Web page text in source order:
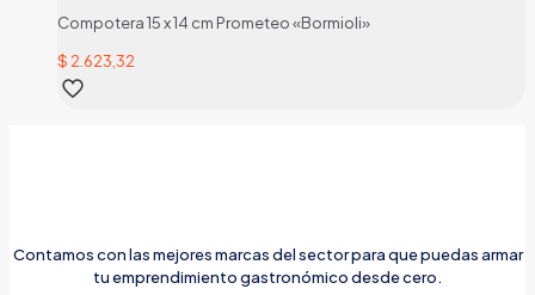
Compotera 15 x 14 cm Prometeo «Bormioli»
$ 2.623,32
Contamos con las mejores marcas del sector para que puedas armar
tu emprendimiento gastronómico desde cero.